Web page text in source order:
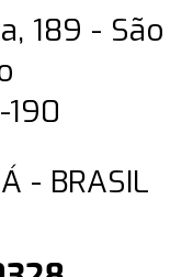
189 - São
190
- BRASIL